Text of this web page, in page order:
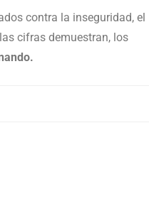
contra la inseguridad, el
cifras demuestran, los